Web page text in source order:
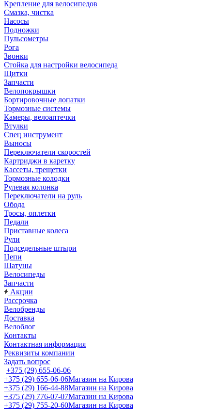
Крепление для велосипедов
Смазка, чистка
Насосы
Подножки
Пульсометры
Рога
Звонки
Стойка для настройки велосипеда
Щитки
Запчасти
Велопокрышки
Бортировочные лопатки
Тормозные системы
Камеры, велоаптечки
Втулки
Спец инструмент
Выносы
Переключатели скоростей
Картриджи в каретку
Кассеты, трещетки
Тормозные колодки
Рулевая колонка
Переключатели на руль
Обода
Тросы, оплетки
Педали
Приставные колеса
Рули
Подседельные штыри
Цепи
Шатуны
Велосипеды
Запчасти
Акции
Рассрочка
Велобренды
Доставка
Велоблог
Контакты
Контактная информация
Реквизиты компании
Задать вопрос
+375 (29) 655-06-06
+375 (29) 655-06-06Магазин на Кирова
+375 (29) 166-44-88Магазин на Кирова
+375 (29) 776-07-07Магазин на Кирова
+375 (29) 755-20-60Магазин на Кирова